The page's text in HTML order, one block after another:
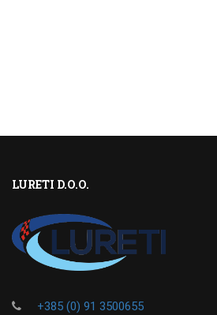
LURETI D.O.O.
+385 (0) 91 3500655